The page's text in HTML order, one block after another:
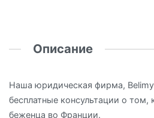
Описание
Наша юридическая фирма, Belimy
бесплатные консультации о том,
беженца во Франции.